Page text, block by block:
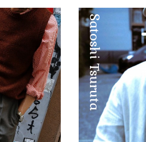
Satoshi Tsuruta